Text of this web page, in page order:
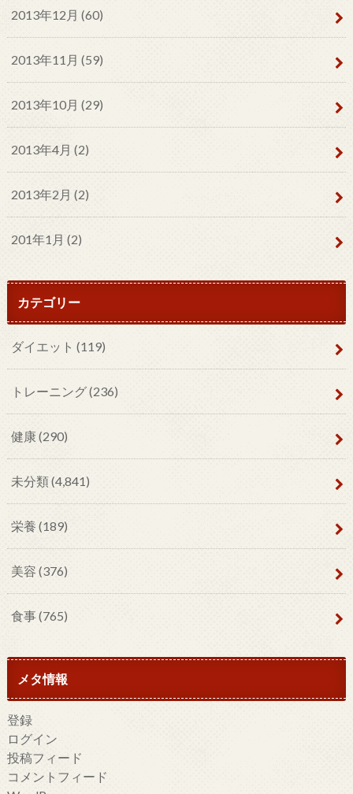
2013年12月 (60)
2013年11月 (59)
2013年10月 (29)
2013年4月 (2)
2013年2月 (2)
201年1月 (2)
カテゴリー
ダイエット (119)
トレーニング(236)
健康(290)
未分類(4,841)
栄養 (189)
美容 (376)
食事(765)
メタ情報
登録
ログイン
投稿フィード
コメントフィード